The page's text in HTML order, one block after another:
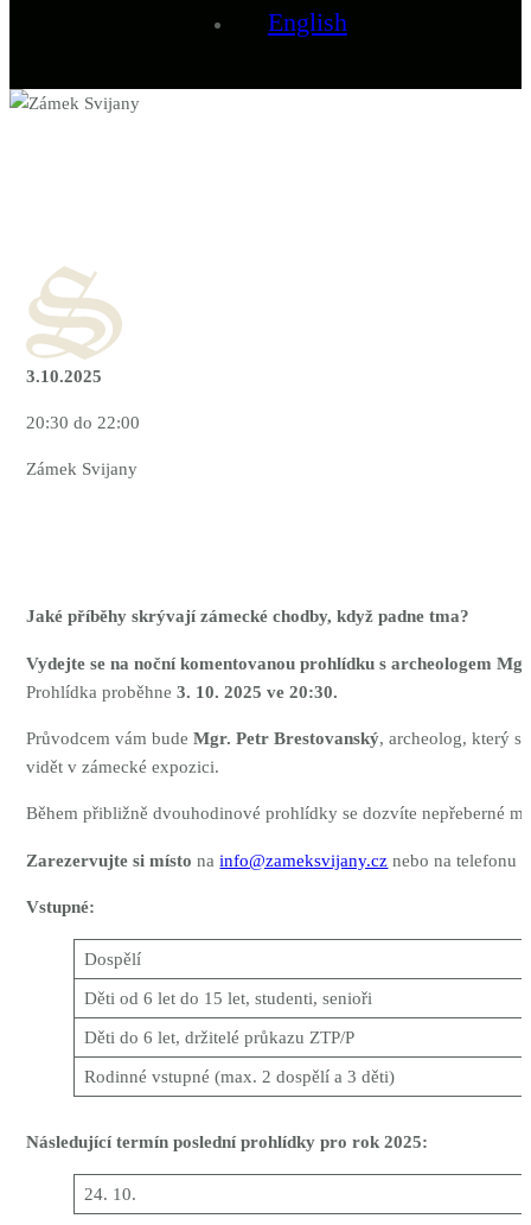
3.10.2025
20:30 do 22:00
Zámek Svijany
Jaké příběhy skrývají zámecké chodby, když padne tma?
Vydejte se na noční komentovanou prohlídku s archeologem
Prohlídka proběhne3. 10. 2025 ve 20:30.
Průvodcem vám budeMgr. Petr Brestovanský, archeolog, který
vidět v zámecké expozici.
Během přibližně dvouhodinové prohlídky se dozvíte nepřeberné
Zarezervujte si místo nainfo@zameksvijany.cz nebo na telefonu
Vstupné:
Dospělí
Děti od 6 let do 15 let, studenti, senioři
Děti do 6 let, držitelé průkazu ZTP/P
Rodinné vstupné (max. 2 dospělí a 3 děti)
Následující termín poslední prohlídky pro rok 2025:
24. 10.